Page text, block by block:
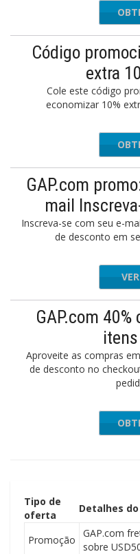
Código
extra
Cole este código
economizar 10%
GAP.com
mail
Inscreva-se com seu e-
de desconto em
GAP.com
Aproveite as compras
de desconto no
Tipo de
oferta
Detalhes
Promoção
GAP.com
sobre